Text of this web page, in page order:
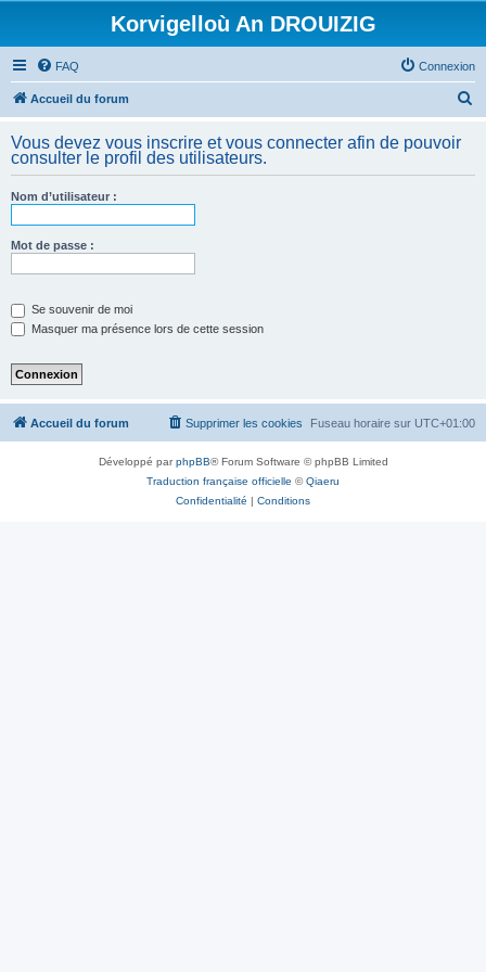
Korvigelloù An DROUIZIG
FAQ Connexion
Accueil du forum
h
Vous devez vous inscrire et vous connecter afin de pouvoir
consulter le profil des utilisateurs.
Nom d’utilisateur :
Mot de passe :
Se souvenir de moi
Masquer ma présence lors de cette session
Accueil du forum Fuseau horaire sur UTC+01:00
Supprimer les cookies
Développé parphpBB® Forum Software © phpBB Limited
Traduction française officielle ©Qiaeru
Confidentialité | Conditions